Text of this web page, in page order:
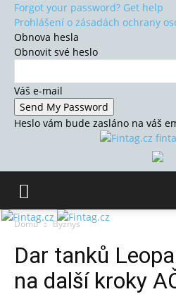
Forgot your password? Get help
Prohlášení o zásadách ochrany
Obnova hesla
Obnovit své heslo
Váš e-mail
Heslo vám bude zasláno na váš
Domů Byznys
Dar tanků
na další kroky